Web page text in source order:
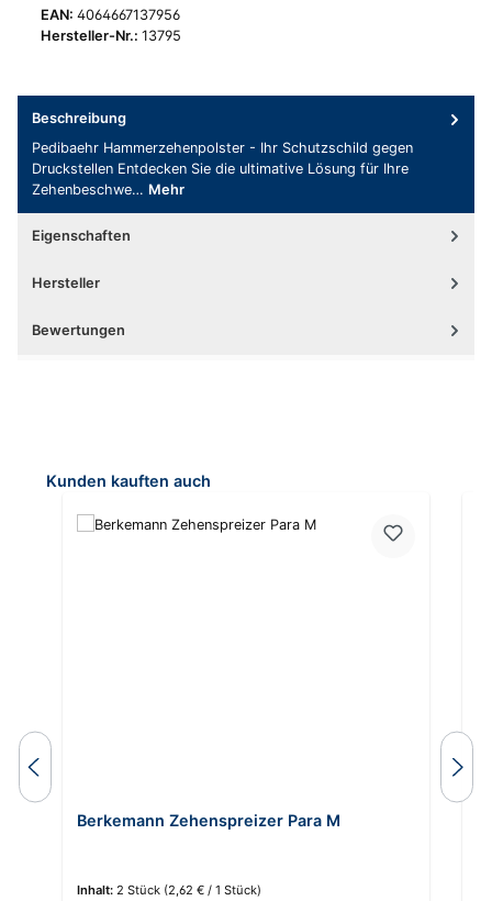
EAN: 4064667137956
Hersteller-Nr.: 13795
Beschreibung
Pedibaehr Hammerzehenpolster - Ihr Schutzschild gegen
Druckstellen Entdecken Sie die ultimative Lösung für Ihre
Zehenbeschwe… Mehr
Eigenschaften
Hersteller
Bewertungen
Produktgalerie überspringen
Kunden kauften auch
Berkemann Zehenspreizer Para M
Inhalt: 2 Stück (2,62 € / 1 Stück)